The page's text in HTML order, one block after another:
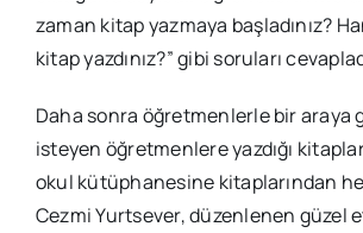
zaman kitap yazmaya başladınız?
kitap yazdınız?” gibi soruları
Daha sonra öğretmenlerle bir araya
isteyen öğretmenlere yazdığı
okul kütüphanesine kitaplarından
Cezmi Yurtsever, düzenlenen güzel